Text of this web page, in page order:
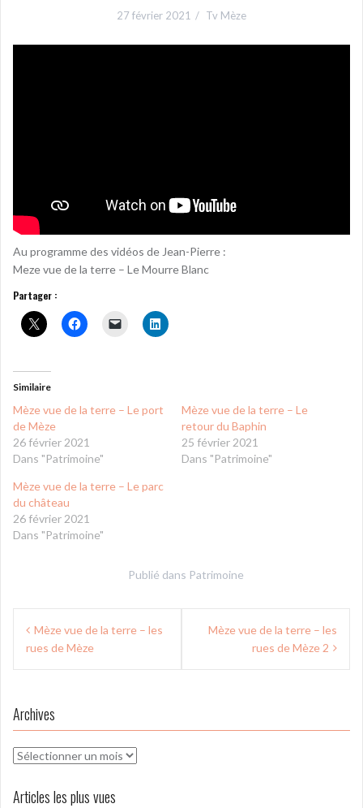
27 février 2021 Tv Mèze
Au programme des vidéos de Jean-Pierre :
Meze vue de la terre – Le Mourre Blanc
Partager :
Similaire
Mèze vue de la terre – Le port
de Mèze
26 février 2021
Dans "Patrimoine"
Mèze vue de la terre – Le
retour du Baphin
25 février 2021
Dans "Patrimoine"
Mèze vue de la terre – Le parc
du château
26 février 2021
Dans "Patrimoine"
Publié dans Patrimoine
Navigation
deMèze vue de la terre – les
rues de Mèze
Mèze vue de la terre – les
rues de Mèze 2
Archives
Archives
Articles les plus vues